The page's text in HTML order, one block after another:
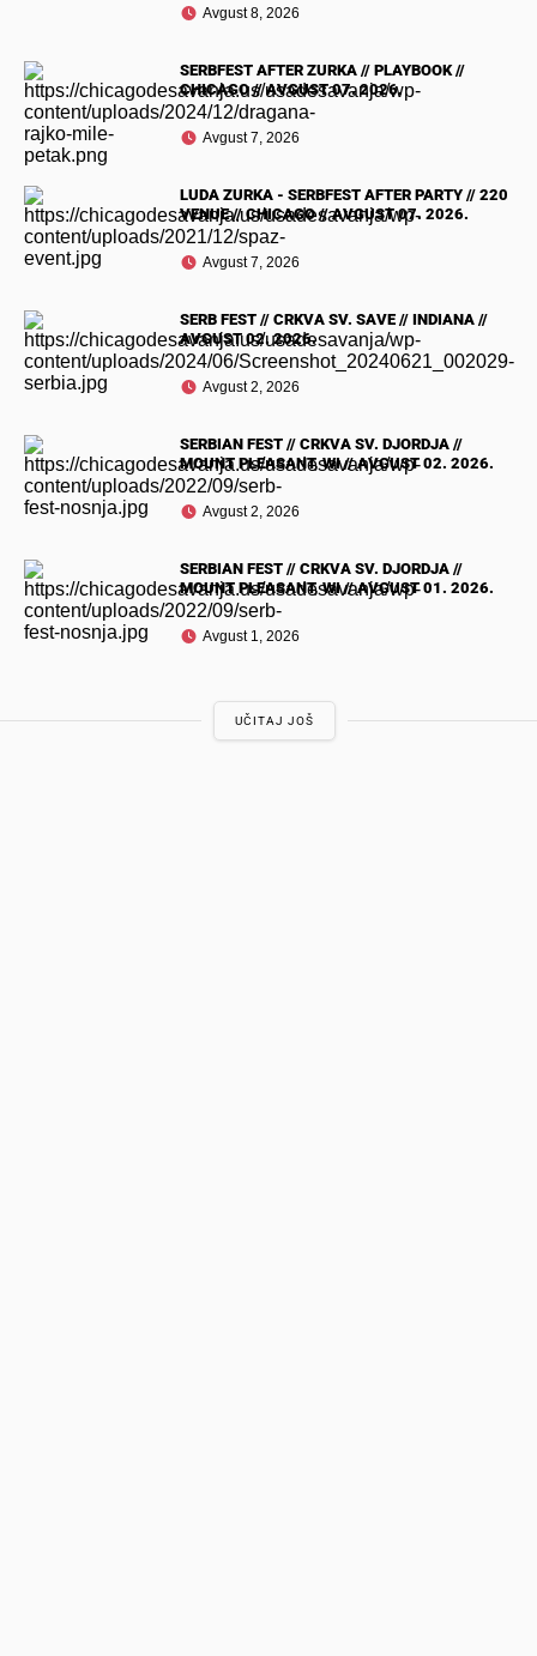
Avgust 8, 2026
SERBFEST AFTER ZURKA // PLAYBOOK //
CHICAGO // AVGUST 07. 2026.
Avgust 7, 2026
LUDA ZURKA - SERBFEST AFTER PARTY // 220
VENUE // CHICAGO // AVGUST 07. 2026.
Avgust 7, 2026
SERB FEST // CRKVA SV. SAVE // INDIANA //
AVGUST 02. 2026.
Avgust 2, 2026
SERBIAN FEST // CRKVA SV. DJORDJA //
MOUNT PLEASANT, WI // AVGUST 02. 2026.
Avgust 2, 2026
SERBIAN FEST // CRKVA SV. DJORDJA //
MOUNT PLEASANT, WI // AVGUST 01. 2026.
Avgust 1, 2026
UČITAJ JOŠ